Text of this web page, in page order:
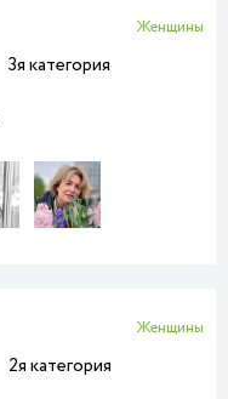
3я категория
Женщины
2я категория
Женщины